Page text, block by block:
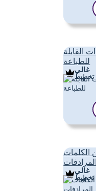
القابلة
للطباعة
غالي
تَخطِيط
الكلمات
المرادفات
غالي
تَخطِيط